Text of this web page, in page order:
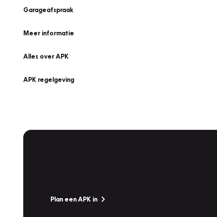
Garageafspraak
Meer informatie
Alles over APK
APK regelgeving
Plan een APK in